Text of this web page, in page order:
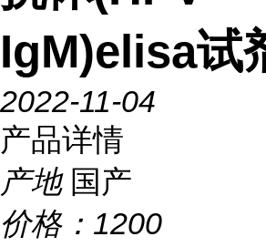
IgM)elisa试
2022-11-04
产品详情
产地 国产
价格： 1200